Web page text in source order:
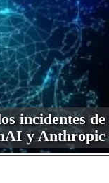
incidentes de
y Anthropic